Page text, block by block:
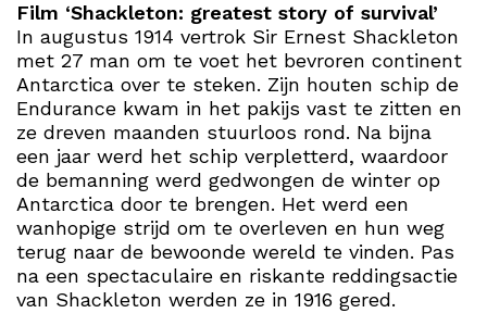
Film ‘Shackleton: greatest story of survival’
In augustus 1914 vertrok Sir Ernest Shackleton
met 27 man om te voet het bevroren continent
Antarctica over te steken. Zijn houten schip de
Endurance kwam in het pakijs vast te zitten en
ze dreven maanden stuurloos rond. Na bijna
een jaar werd het schip verpletterd, waardoor
de bemanning werd gedwongen de winter op
Antarctica door te brengen. Het werd een
wanhopige strijd om te overleven en hun weg
terug naar de bewoonde wereld te vinden. Pas
na een spectaculaire en riskante reddingsactie
van Shackleton werden ze in 1916 gered.